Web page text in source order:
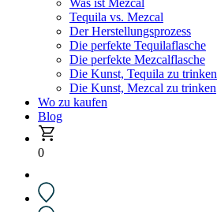
Was ist Mezcal
Tequila vs. Mezcal
Der Herstellungsprozess
Die perfekte Tequilaflasche
Die perfekte Mezcalflasche
Die Kunst, Tequila zu trinken
Die Kunst, Mezcal zu trinken
Wo zu kaufen
Blog
0